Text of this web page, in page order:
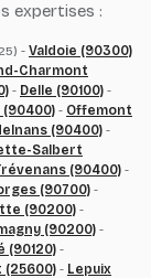
expertises :
- Valdoie (90300)
Charmont
- Delle (90100) -
(90400) - Offemont
(90400) -
Salbert
(90400) -
(90700) -
(90200) -
(90200) -
(90120) -
(25600) - Lepuix